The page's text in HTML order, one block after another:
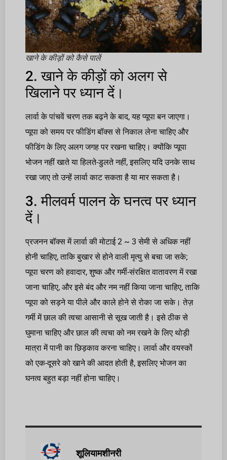
खाने के कीड़ों को कैसे पालें
2. खाने के कीड़ों को अलग से
खिलाने पर ध्यान दें।
लार्वा के पांचवें चरण तक बढ़ने के बाद, यह प्यूपा बन जाएगा।
प्यूपा को समय पर फीडिंग बॉक्स से निकाल लेना चाहिए और
फीडिंग के लिए अलग जगह पर रखना चाहिए। क्योंकि प्यूपा
भोजन नहीं खाते या हिलते-डुलते नहीं, इसलिए यदि उनके साथ
रखा जाए तो उन्हें लार्वा काट सकता है या मार सकता है।
3. मीलवर्म पालन के घनत्व पर ध्यान
दें।
प्रजनन बॉक्स में लार्वा की मोटाई 2 ~ 3 सेमी से अधिक नहीं
होनी चाहिए, ताकि बुखार से होने वाली मृत्यु से बचा जा सके;
प्यूपा चरण को हवादार, शुष्क और गर्मी-संरक्षित वातावरण में रखा
जाना चाहिए, और इसे बंद और नम नहीं किया जाना चाहिए, ताकि
प्यूपा को सड़ने या पीले और काले होने से रोका जा सके। तेज़
गर्मी में छाल की त्वचा आसानी से सूख जाती है। इसे ठीक से
घुमाना चाहिए और छाल की त्वचा को नम रखने के लिए थोड़ी
मात्रा में पानी का छिड़काव करना चाहिए। लार्वा और वयस्कों
को एक-दूसरे को खाने की आदत होती है, इसलिए भोजन का
घनत्व बहुत बड़ा नहीं होना चाहिए।
शूलियामशीनरी